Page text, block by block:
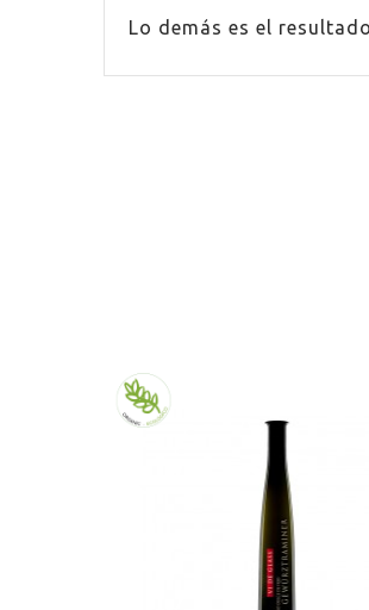
ELABORACIÓN
ENVEJECIMIENTO
Lo demás es el